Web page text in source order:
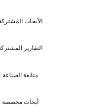
الأبحاث
التقارير
متابعة الصناعة
أبحاث مخصصة